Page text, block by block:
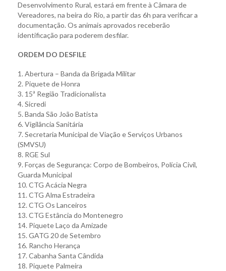
Desenvolvimento Rural, estará em frente à Câmara de
Vereadores, na beira do Rio, a partir das 6h para verificar a
documentação. Os animais aprovados receberão
identificação para poderem desfilar.
ORDEM DO DESFILE
1. Abertura – Banda da Brigada Militar
2. Piquete de Honra
3. 15ª Região Tradicionalista
4. Sicredi
5. Banda São João Batista
6. Vigilância Sanitária
7. Secretaria Municipal de Viação e Serviços Urbanos
(SMVSU)
8. RGE Sul
9. Forças de Segurança: Corpo de Bombeiros, Polícia Civil,
Guarda Municipal
10. CTG Acácia Negra
11. CTG Alma Estradeira
12. CTG Os Lanceiros
13. CTG Estância do Montenegro
14. Piquete Laço da Amizade
15. GATG 20 de Setembro
16. Rancho Herança
17. Cabanha Santa Cândida
18. Piquete Palmeira